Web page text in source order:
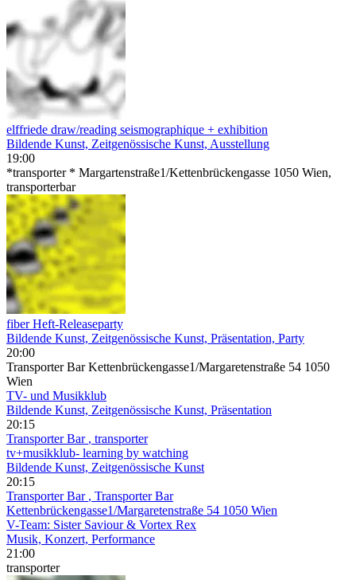
elffriede draw/reading seismographique + exhibition
Bildende Kunst, Zeitgenössische Kunst, Ausstellung
19:00
*transporter * Margartenstraße1/Kettenbrückengasse 1050 Wien,
transporterbar
fiber Heft-Releaseparty
Bildende Kunst, Zeitgenössische Kunst, Präsentation, Party
20:00
Transporter Bar Kettenbrückengasse1/Margaretenstraße 54 1050
Wien
TV- und Musikklub
Bildende Kunst, Zeitgenössische Kunst, Präsentation
20:15
Transporter Bar , transporter
tv+musikklub- learning by watching
Bildende Kunst, Zeitgenössische Kunst
20:15
Transporter Bar , Transporter Bar
Kettenbrückengasse1/Margaretenstraße 54 1050 Wien
V-Team: Sister Saviour & Vortex Rex
Musik, Konzert, Performance
21:00
transporter